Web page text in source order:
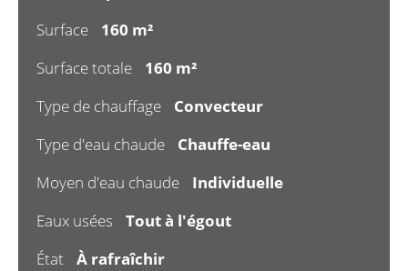
Surface
160 m²
Surface totale
160 m²
Type de chauffage
Convecteur
Type d'eau chaude
Chauffe-eau
Moyen d'eau chaude
Individuelle
Eaux usées
Tout à l'égout
État
À rafraîchir